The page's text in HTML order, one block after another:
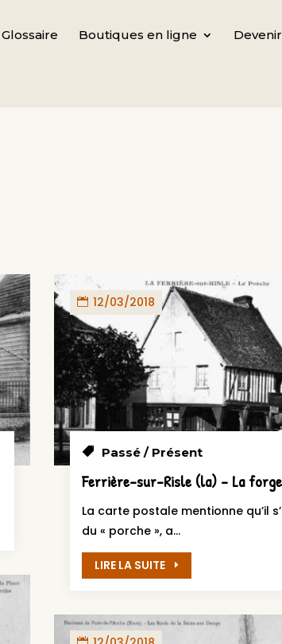
Glossaire Boutiques en ligne
12/03/2018
Passé / Présent
La carte postale mentionne qu’il
du « porche », a...
LIRE LA SUITE